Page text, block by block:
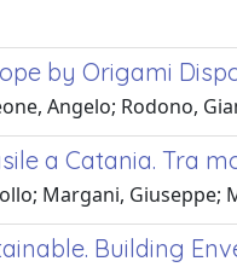
by Origami
Angelo; Rodono,
a Catania. Tra
Margani,
Building